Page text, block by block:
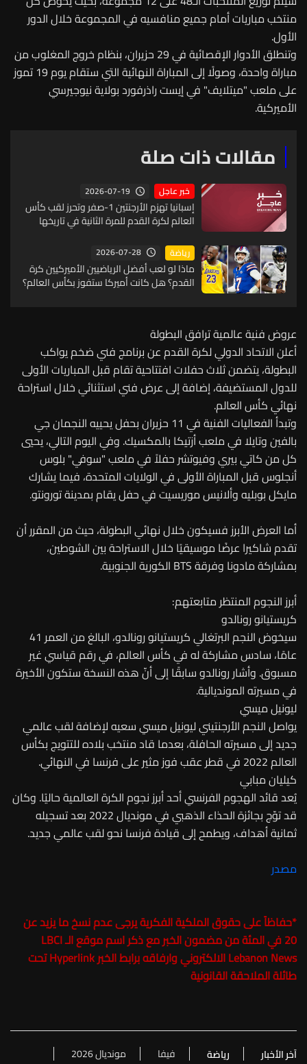
منتخب مباريات أمام جميع منافسيه في المجموعة خلال الدور
الأول.
وتنطلق الأدوار الإقصائية في 29 حزيران، بنظام خروج المغلوب من
مباراة واحدة، وصولًا إلى المباراة النهائية التي ستقام يوم 19 تموز
على ملعب "ميتلايف" في إيست راذرفورد بولاية نيوجيرسي
الأميركية.
مقالات ذات صلة
خبر عاجل 2026-07-19
إسبانيا تهزم الأرجنتين 1-صفر وتحرز لقب كأس
العالم لكرة القدم للمرة الثانية في تاريخها
رياضة 2026-07-28
ماذا لو لعب أفضل الرياضيين الأميركيين كرة
القدم؟ هل كانت أميركا ستفوز بكأس العالم؟
عروض فنية عالمية ترافق البطولة
أعلن الاتحاد الدولي لكرة القدم عن برنامج فني ضخم يواكب
البطولة، يتضمن ثلاث حفلات افتتاحية تقام قبل المباريات الأولى
للدول المستضيفة، إضافة إلى عرض فني استثنائي خلال استراحة
نهائي كأس العالم.
وتبدأ الفعاليات الفنية في 11 حزيران بحفل يحييه النجمان جي
بالفين وتايلا في ملعب أزتيكا بالمكسيك. وفي اليوم التالي، يحيي
كل من كاتي بيري وفيوتشر حفلاً في ملعب "سوفي" بلوس
أنجلوس قبل المباراة الأولى في الولايات المتحدة، فيما يشارك
مايكل بوبليه وألانيس موريسيت في حفل يقام بمدينة تورونتو.
أما العرض الأبرز فسيكون خلال نهائي البطولة، حيث من المقرر أن
تقدم شاكيرا عرضًا موسيقيًا خلال الاستراحة بين الشوطين،
بمشاركة مادونا وفرقة BTS الكورية الجنوبية.
أبرز النجوم المنتظر متابعتهم:
كريستيانو رونالدو
سيخوض النجم البرتغالي كريستيانو رونالدو، البالغ من العمر 41
عامًا، سادس مشاركة له في كأس العالم، في رقم قياسي غير
مسبوق. وأشار رونالدو سابقًا إلى أنّ هذه النسخة ستكون الأخيرة
في مسيرته المونديالية.
ليونيل ميسي
يواصل النجم الأرجنتيني ليونيل ميسي سعيه لإضافة لقب عالمي
جديد إلى مسيرته الحافلة، بعدما قاد منتخب بلاده للتتويج بكأس
العالم 2022 في قطر عقب فوز مثير على فرنسا في النهائي.
كيليان مبابي
يُعد قائد الهجوم الفرنسي أحد أبرز نجوم الكرة العالمية حاليًا. وكان
قد توّج بجائزة الحذاء الذهبي في مونديال 2022 بعد تسجيله
ثمانية أهداف، ويطمح إلى قيادة فرنسا نحو لقب عالمي جديد.
مصدر
*حفاظاً على حقوق الملكية الفكرية يرجى عدم نسخ ما يزيد عن
20 في المئة من مضمون الخبر مع ذكر اسم موقع الـ
LBCI
Lebanon News
الالكتروني وارفاقه برابط الخبر Hyperlink تحت
طائلة الملاحقة القانونية
آخر الأخبار رياضة فيفا مونديال 2026